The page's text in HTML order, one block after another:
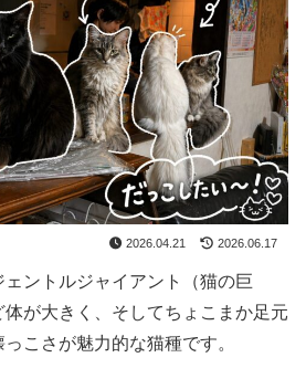
2026.04.21 2026.06.17
ェントルジャイアント（猫の巨
体が大きく、そしてちょこまか足元
こさが魅力的な猫種です。